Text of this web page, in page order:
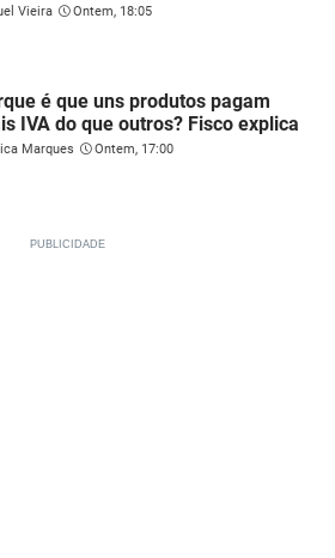
Vieira Ontem, 18:05
é que uns produtos pagam
IVA do que outros? Fisco explica
Marques Ontem, 17:00